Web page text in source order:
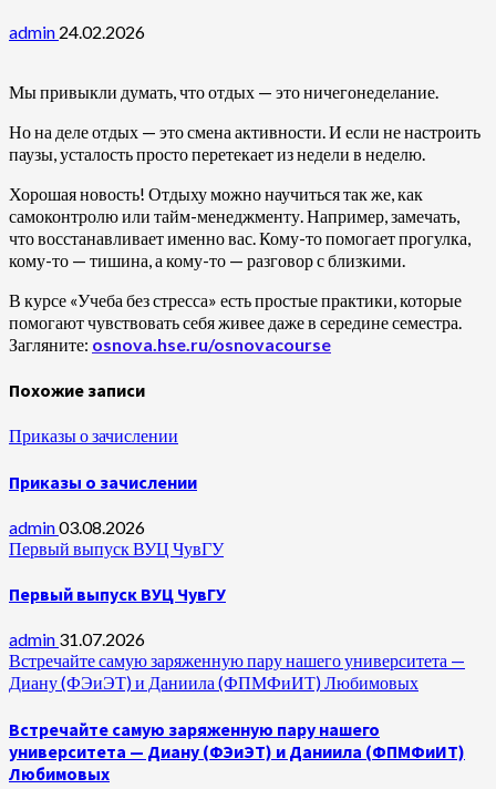
admin 24.02.2026
Мы привыкли думать, что отдых — это ничегонеделание.
Но на деле отдых — это смена активности. И если не настроить
паузы, усталость просто перетекает из недели в неделю.
Хорошая новость! Отдыху можно научиться так же, как
самоконтролю или тайм-менеджменту. Например, замечать,
что восстанавливает именно вас. Кому-то помогает прогулка,
кому-то — тишина, а кому-то — разговор с близкими.
В курсе «Учеба без стресса» есть простые практики, которые
помогают чувствовать себя живее даже в середине семестра.
Загляните: osnova.hse.ru/osnovacourse
Похожие записи
Приказы о зачислении
Приказы о зачислении
admin03.08.2026
Первый выпуск ВУЦ ЧувГУ
Первый выпуск ВУЦ ЧувГУ
admin 31.07.2026
Встречайте самую заряженную пару нашего университета —
Диану (ФЭиЭТ) и Даниила (ФПМФиИТ) Любимовых
Встречайте самую заряженную пару нашего
университета — Диану (ФЭиЭТ) и Даниила (ФПМФиИТ)
Любимовых